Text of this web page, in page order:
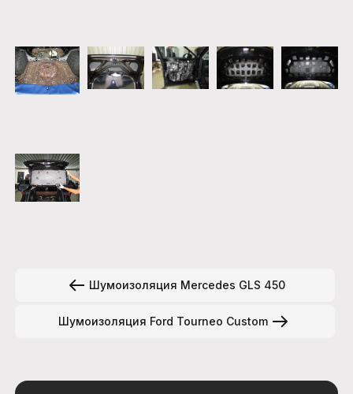
Шумоизоляция Mercedes GLS 450
Шумоизоляция Ford Tourneo Custom